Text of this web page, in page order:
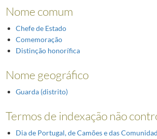
Nome comum
Chefe de Estado
Comemoração
Distinção honorífica
Nome geográfico
Guarda (distrito)
Termos de indexação não
Dia de Portugal, de Camões e das